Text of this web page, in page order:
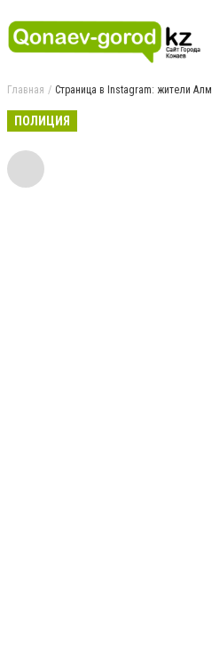
Главная Страница в Instagram: жители
ПОЛИЦИЯ